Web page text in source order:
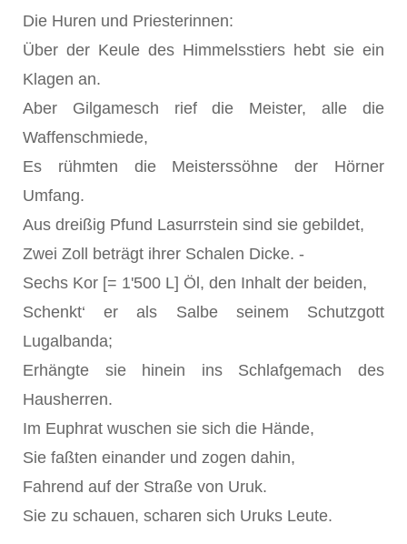
Die Huren und Priesterinnen:
Über der Keule des Himmelsstiers hebt sie ein
Klagen an.
Aber Gilgamesch rief die Meister, alle die
Waffenschmiede,
Es rühmten die Meisterssöhne der Hörner
Umfang.
Aus dreißig Pfund Lasurrstein sind sie gebildet,
Zwei Zoll beträgt ihrer Schalen Dicke. -
Sechs Kor [= 1'500 L] Öl, den Inhalt der beiden,
Schenkt‘ er als Salbe seinem Schutzgott
Lugalbanda;
Erhängte sie hinein ins Schlafgemach des
Hausherren.
Im Euphrat wuschen sie sich die Hände,
Sie faßten einander und zogen dahin,
Fahrend auf der Straße von Uruk.
Sie zu schauen, scharen sich Uruks Leute.